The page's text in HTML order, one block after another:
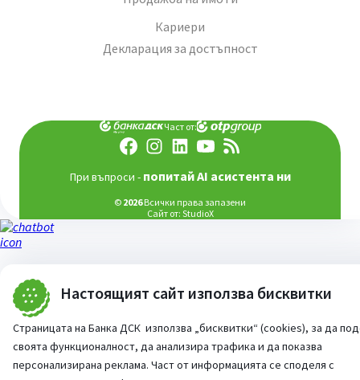
Настоящият сайт използва бисквитки
Страницата на Банка ДСК използва „бисквитки“ (cookies), за да
своята функционалност, да анализира трафика и да показва
персонализирана реклама. Част от информацията се споделя с
Кариери
Декларация за достъпност
Част от:
При въпроси - попитай AI асистента ни
© 2026Всички права запазени
Сайт от: StudioX